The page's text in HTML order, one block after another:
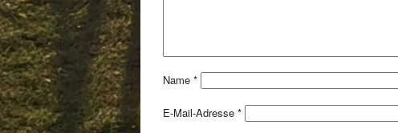
Name *
E-Mail-Adresse *